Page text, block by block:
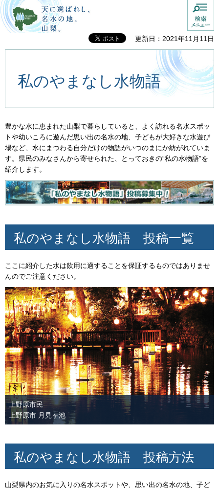
天に選ばれし、名水の地。山
梨。
検索
更新日：2021年11月11日
私のやまなし水物語
豊かな水に恵まれた山梨で暮らしていると、よく訪れる名水スポッ
トや幼いころに遊んだ思い出の名水の地、子どもが大好きな水遊び
場など、水にまつわる自分だけの物語がいつのまにか紡がれていま
す。県民のみなさんから寄せられた、とっておきの“私の水物語”を
紹介します。
私のやまなし水物語 投稿一覧
ここに紹介した水は飲用に適することを保証するものではありませ
んのでご注意ください。
上野原市民
上野原市 月見ヶ池
私のやまなし水物語 投稿方法
山梨県内のお気に入りの名水スポットや、思い出の名水の地、子ど